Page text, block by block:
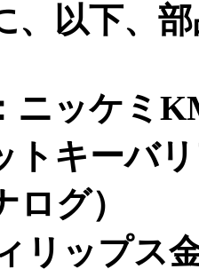
、以下、
ニッケミ
トキーバ
グ）
リップス